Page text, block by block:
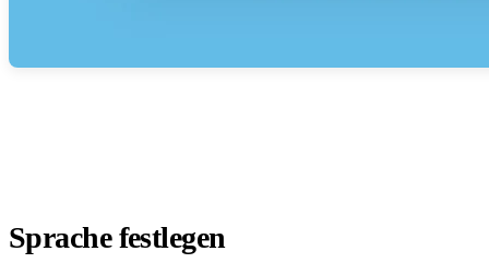
Sprache festlegen